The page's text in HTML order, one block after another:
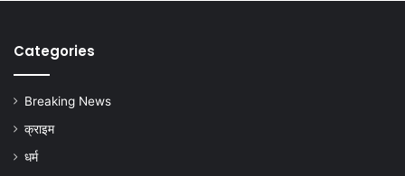
Categories
Breaking News
क्राइम
धर्म